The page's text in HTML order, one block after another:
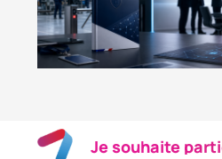
Je souhaite